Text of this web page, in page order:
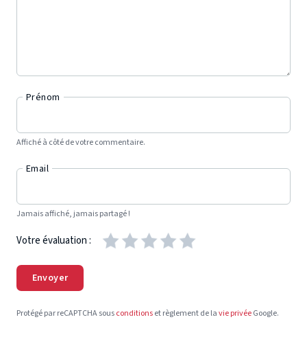
Prénom
Affiché à côté de votre commentaire.
Email
Jamais affiché, jamais partagé !
Votre évaluation :
Envoyer
Protégé par reCAPTCHA sousconditionset règlement de lavie privéeGoogle.